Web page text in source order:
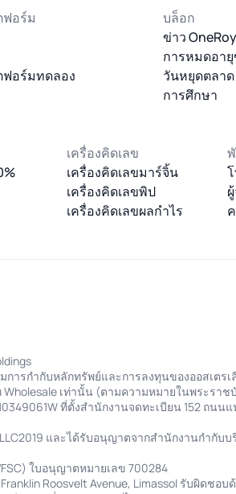
อร์ม
อร์มทดลอง
บล็อก
ข่าว
การหมดอายุ
วันหยุดตลาด
การศึกษา
เครื่องคิดเลข
เครื่องคิดเลขมาร์จิ้น
เครื่องคิดเลขพิป
เครื่องคิดเลขผลกำไร
ารกำกับหลักทรัพย์และการลงทุนของออสเตร
Wholesale เท่านั้น (ตามความหมายในพระร
ที่ตั้งสำนักงานจดทะเบียน 152 ถ
และได้รับอนุญาตจากสำนักงานกำกับบ
ใบอนุญาตหมายเลข 700284
Roosvelt Avenue, Limassol รับผิดชอบ